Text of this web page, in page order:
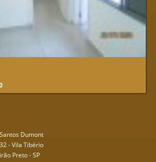
Dumont
- Vila Tibério
Preto - SP